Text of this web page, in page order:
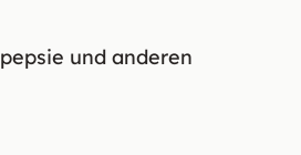
und anderen